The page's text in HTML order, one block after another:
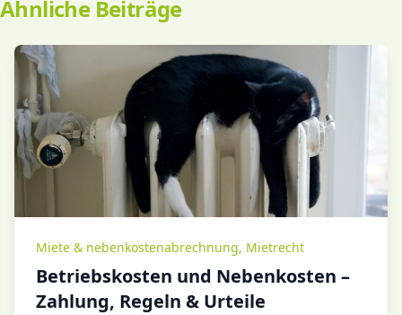
Ähnliche Beiträge
Miete & nebenkostenabrechnung, Mietrecht
Betriebskosten und Nebenkosten –
Zahlung, Regeln & Urteile